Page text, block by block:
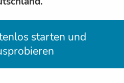
starten und